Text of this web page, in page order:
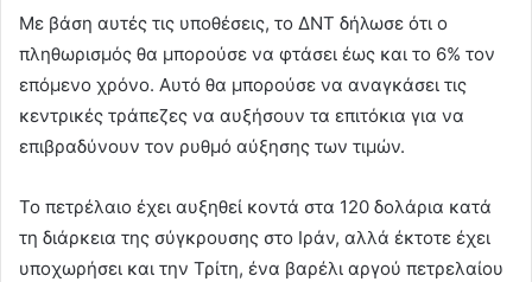
Με βάση αυτές τις υποθέσεις, το ΔΝΤ δήλωσε ότι ο
πληθωρισμός θα μπορούσε να φτάσει έως και το 6% τον
επόμενο χρόνο. Αυτό θα μπορούσε να αναγκάσει τις
κεντρικές τράπεζες να αυξήσουν τα επιτόκια για να
επιβραδύνουν τον ρυθμό αύξησης των τιμών.
Το πετρέλαιο έχει αυξηθεί κοντά στα 120 δολάρια κατά
τη διάρκεια της σύγκρουσης στο Ιράν, αλλά έκτοτε έχει
υποχωρήσει και την Τρίτη, ένα βαρέλι αργού πετρελαίου